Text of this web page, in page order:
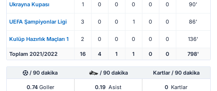
Ukrayna Kupası 1 0 0 0 0 0 90'
UEFA Şampiyonlar Ligi 3 0 0 1 0 0 86'
Kulüp Hazırlık Maçları 1 2 0 0 0 0 0 136'
Toplam 2021/2022 16 4 1 1 0 0 798'
/ 90 dakika / 90 dakika Kartlar / 90 dakika
0.74Goller 0.19 Asist 0 Kartlar